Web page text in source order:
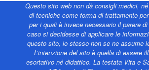
Questo sito web non dà consigli medici, né
di tecniche come forma di trattamento
per i quali è invece necessario il parere
caso si decidesse di applicare le
questo sito, lo stesso non se ne assume
L’intenzione del sito è quella di essere
esortativo né didattico. La testata Vita e